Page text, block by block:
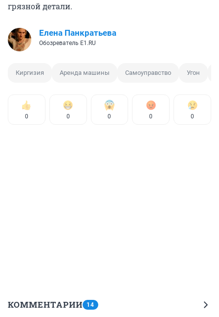
грязной детали.
Елена Панкратьева
Обозреватель E1.RU
Киргизия Аренда машины Самоуправство Угон
0 0 0 0 0
КОММЕНТАРИИ 14